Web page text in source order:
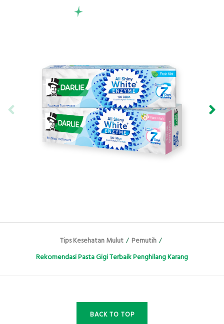
Tips Kesehatan Mulut / Pemutih /
Rekomendasi Pasta Gigi Terbaik Penghilang Karang
BACK TO TOP